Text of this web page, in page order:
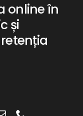
online în
și